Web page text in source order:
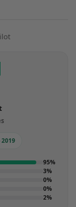
95%
3%
0%
0%
2%